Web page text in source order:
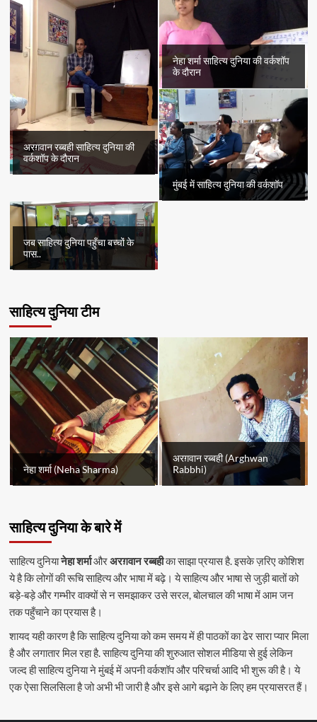
अरग़वान रब्बही साहित्य दुनिया की
वर्कशॉप के दौरान
नेहा शर्मा साहित्य दुनिया की वर्कशॉप
के दौरान
मुंबई में साहित्य दुनिया की वर्कशॉप
जब साहित्य दुनिया पहुँचा बच्चों के
पास..
साहित्य दुनिया टीम
नेहा शर्मा (Neha Sharma)
अरग़वान रब्बही (Arghwan
Rabbhi)
साहित्य दुनिया के बारे में
साहित्य दुनियानेहा शर्माऔरअरग़वान रब्बहीका साझा प्रयास है. इसके ज़रिए कोशिश
ये है कि लोगों की रूचि साहित्य और भाषा में बढ़े। ये साहित्य और भाषा से जुड़ी बातों को
बड़े-बड़े और गम्भीर वाक्यों से न समझाकर उसे सरल, बोलचाल की भाषा में आम जन
तक पहुँचाने का प्रयास है।
शायद यही कारण है कि साहित्य दुनिया को कम समय में ही पाठकों का ढेर सारा प्यार मिला
है और लगातार मिल रहा है. साहित्य दुनिया की शुरुआत सोशल मीडिया से हुई लेकिन
जल्द ही साहित्य दुनिया ने मुंबई में अपनी वर्कशॉप और परिचर्चा आदि भी शुरू की है। ये
एक ऐसा सिलसिला है जो अभी भी जारी है और इसे आगे बढ़ाने के लिए हम प्रयासरत हैं।